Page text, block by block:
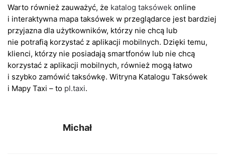
Warto również zauważyć, że katalog taksówek online
i interaktywna mapa taksówek w przeglądarce jest bardziej
przyjazna dla użytkowników, którzy nie chcą lub
nie potrafią korzystać z aplikacji mobilnych. Dzięki temu,
klienci, którzy nie posiadają smartfonów lub nie chcą
korzystać z aplikacji mobilnych, również mogą łatwo
i szybko zamówić taksówkę. Witryna Katalogu Taksówek
i Mapy Taxi – to pl.taxi.
Michał